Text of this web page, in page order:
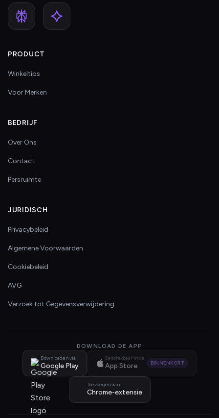
PRODUCT
Winkeltips
Voor Merken
BEDRIJF
Over Ons
Contact
Persruimte
JURIDISCH
Privacybeleid
Algemene Voorwaarden
Cookiebeleid
AVG
Verzoek tot Gegevensverwijdering
DOWNLOAD DE APP
Downloaden via
Google Play
Beschikbaar in de
App Store BINNENKORT
Toevoegen aan
Chrome-extensie